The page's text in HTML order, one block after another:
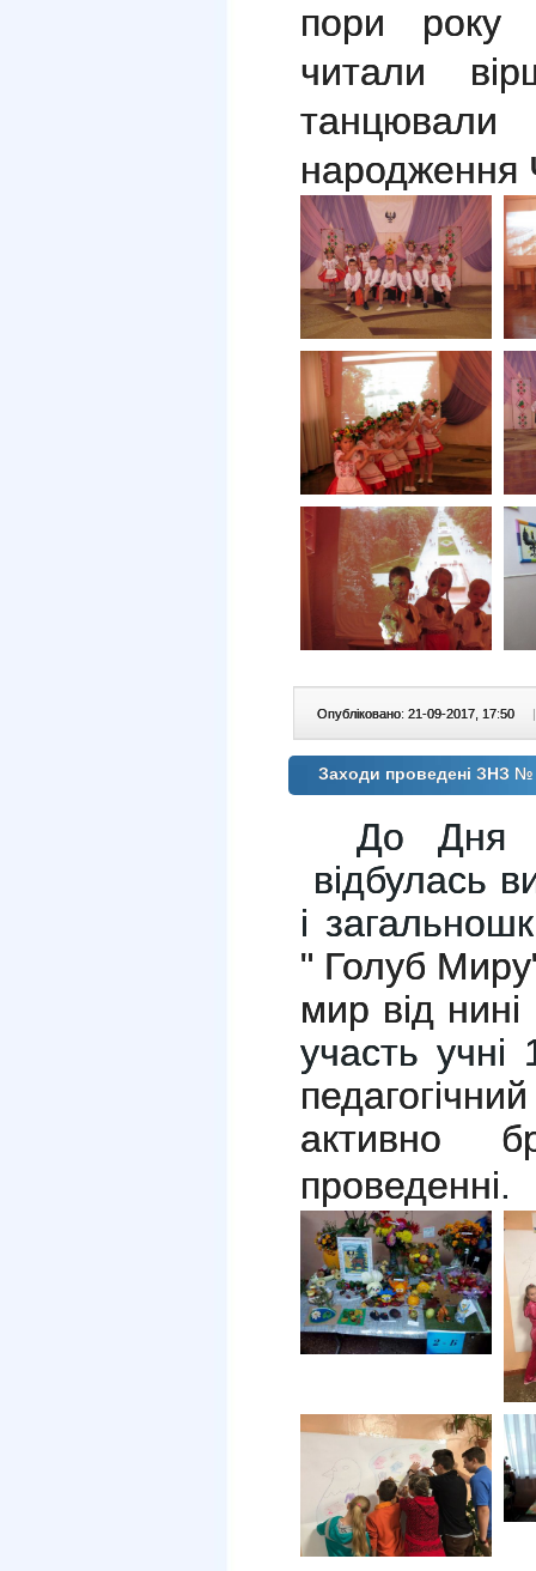
пори року
читали
народження
Опубліковано: 21-09-2017, 17:50 |
Заходи проведені ЗНЗ №
До
відбулась
і
" Голуб
мир від нині
участь учні
активно
проведенні.